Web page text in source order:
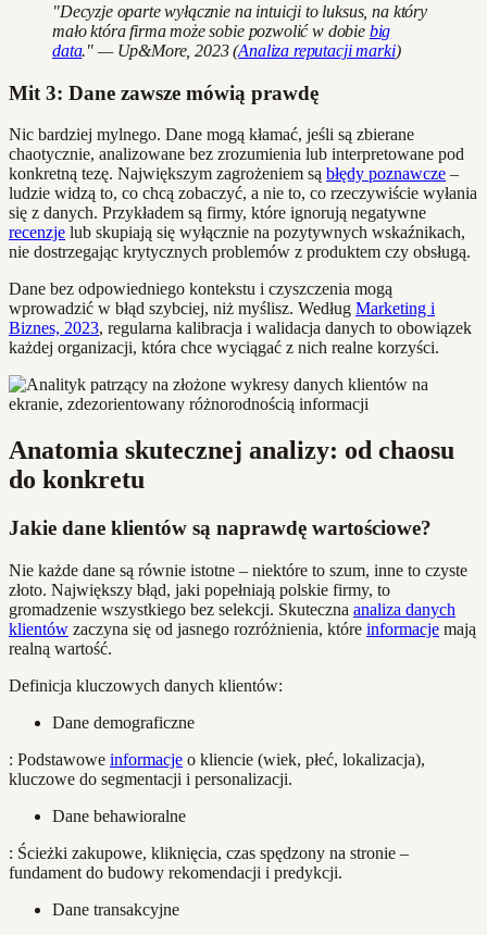
"Decyzje oparte wyłącznie na intuicji to luksus, na który
mało która firma może sobie pozwolić w dobie big
data." — Up&More, 2023 (Analiza reputacji marki)
Mit 3: Dane zawsze mówią prawdę
Nic bardziej mylnego. Dane mogą kłamać, jeśli są zbierane
chaotycznie, analizowane bez zrozumienia lub interpretowane pod
konkretną tezę. Największym zagrożeniem są błędy poznawcze –
ludzie widzą to, co chcą zobaczyć, a nie to, co rzeczywiście wyłania
się z danych. Przykładem są firmy, które ignorują negatywne
recenzje lub skupiają się wyłącznie na pozytywnych wskaźnikach,
nie dostrzegając krytycznych problemów z produktem czy obsługą.
Dane bez odpowiedniego kontekstu i czyszczenia mogą
wprowadzić w błąd szybciej, niż myślisz. Według Marketing i
Biznes, 2023, regularna kalibracja i walidacja danych to obowiązek
każdej organizacji, która chce wyciągać z nich realne korzyści.
Anatomia skutecznej analizy: od chaosu
do konkretu
Jakie dane klientów są naprawdę wartościowe?
Nie każde dane są równie istotne – niektóre to szum, inne to czyste
złoto. Największy błąd, jaki popełniają polskie firmy, to
gromadzenie wszystkiego bez selekcji. Skuteczna analiza danych
klientów zaczyna się od jasnego rozróżnienia, które informacje mają
realną wartość.
Definicja kluczowych danych klientów:
Dane demograficzne
: Podstawowe informacje o kliencie (wiek, płeć, lokalizacja),
kluczowe do segmentacji i personalizacji.
Dane behawioralne
: Ścieżki zakupowe, kliknięcia, czas spędzony na stronie –
fundament do budowy rekomendacji i predykcji.
Dane transakcyjne